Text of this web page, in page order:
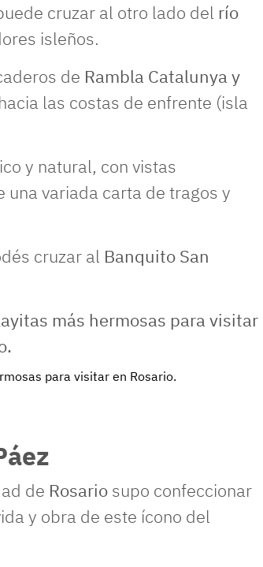
cruzar al otro lado del río
isleños.
de Rambla Catalunya y
las costas de enfrente (isla
y natural, con vistas
variada carta de tragos y
cruzar al Banquito San
para visitar en Rosario.
de Rosario supo confeccionar
y obra de este ícono del